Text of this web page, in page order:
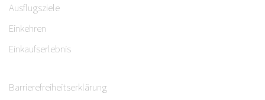
Ausflugsziele
Einkehren
Einkaufserlebnis
Barrierefreiheitserklärung